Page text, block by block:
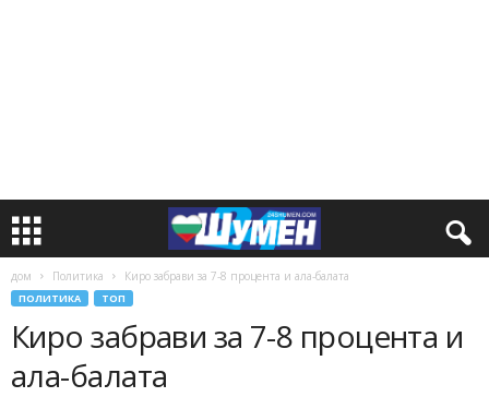
дом Политика Киро забрави за 7-8 процента и ала-балата
ПОЛИТИКА ТОП
Киро забрави за 7-8 процента и
ала-балата